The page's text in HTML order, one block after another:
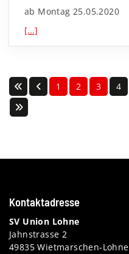
ab Montag 25.05.2020
[...]
1 2 3 4
Kontaktadresse
SV Union Lohne
Jahnstrasse 2
49835 Wietmarschen-Lohne